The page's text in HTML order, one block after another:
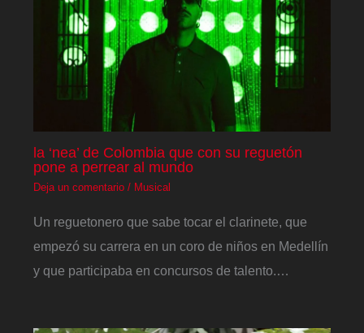
la ‘nea’ de Colombia que con su reguetón
pone a perrear al mundo
Deja un comentario / Musical
Un reguetonero que sabe tocar el clarinete, que
empezó su carrera en un coro de niños en Medellín
y que participaba en concursos de talento.…